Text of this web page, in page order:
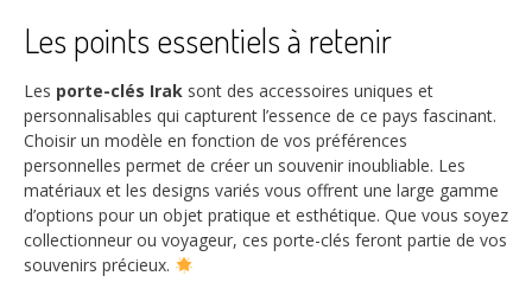
Les points essentiels à retenir
Les porte-clés Irak sont des accessoires uniques et
personnalisables qui capturent l’essence de ce pays fascinant.
Choisir un modèle en fonction de vos préférences
personnelles permet de créer un souvenir inoubliable. Les
matériaux et les designs variés vous offrent une large gamme
d’options pour un objet pratique et esthétique. Que vous soyez
collectionneur ou voyageur, ces porte-clés feront partie de vos
souvenirs précieux.